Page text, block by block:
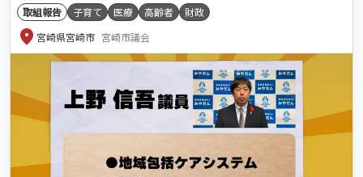
取組報告 子育て 医療 高齢者 財政
location_on 宮崎県宮崎市 宮崎市議会